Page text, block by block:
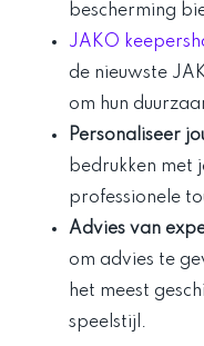
bescherming
JAKO
de nieuwste
om hun
Personaliseer
bedrukken met
professionele
Advies van
om advies te
het meest
speelstijl.